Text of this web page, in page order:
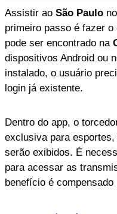
Assistir ao São Paulo no
primeiro passo é fazer
pode ser encontrado na
dispositivos Android ou
instalado, o usuário
login já existente.
Dentro do app, o
exclusiva para
serão exibidos. É
para acessar as
benefício é